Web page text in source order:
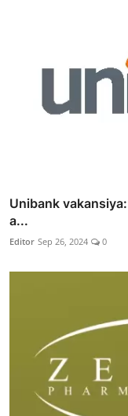
Unibank
a...
Editor Sep 26, 2024 0